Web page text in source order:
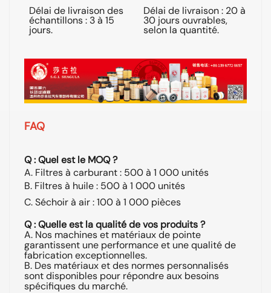
Délai de livraison des
échantillons : 3 à 15
jours.
Délai de livraison : 20 à
30 jours ouvrables,
selon la quantité.
FAQ
Q : Quel est le MOQ ?
A. Filtres à carburant : 500 à 1 000 unités
B. Filtres à huile : 500 à 1 000 unités
C. Séchoir à air : 100 à 1 000 pièces
Q : Quelle est la qualité de vos produits ?
A. Nos machines et matériaux de pointe
garantissent une performance et une qualité de
fabrication exceptionnelles.
B. Des matériaux et des normes personnalisés
sont disponibles pour répondre aux besoins
spécifiques du marché.